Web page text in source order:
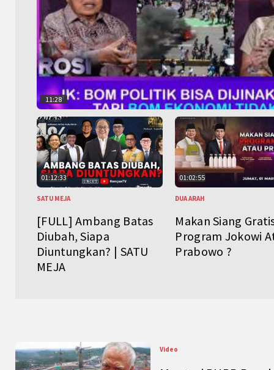
11:28
01:12:33
SATU MEJA
[FULL] Ambang Batas
Diubah, Siapa
Diuntungkan? | SATU
MEJA
01:02:55
DUA ARAH
Makan Siang
Program Jokowi
Prabowo ?
Video